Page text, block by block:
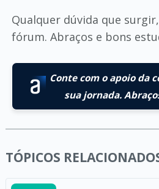
Qualquer dúvida que
fórum. Abraços e bons
Conte com o apoio da
sua jornada.
TÓPICOS